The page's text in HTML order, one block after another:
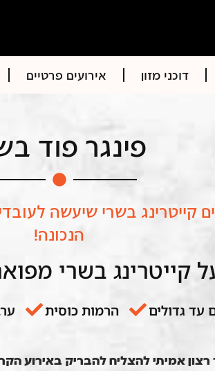
דוכני מזון אירועים פרטיים
פינגר פוד
קייטרינג בשרי שיעשה
הנכונה!
קייטרינג בשרי
עד גדולים הרמות כוסית
אמיתי להצליח להבריק באירוע